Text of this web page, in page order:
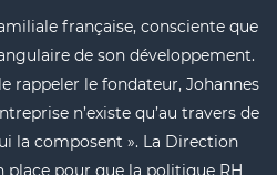
française, consciente que
de son développement.
rappeler le fondateur, Johannes
n’existe qu’au travers de
la composent ». La Direction
place pour que la politique RH